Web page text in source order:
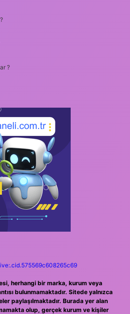
?
herhangi bir marka, kurum veya
bulunmamaktadır. Sitede yalnızca
paylaşılmaktadır. Burada yer alan
olup, gerçek kurum ve kişiler